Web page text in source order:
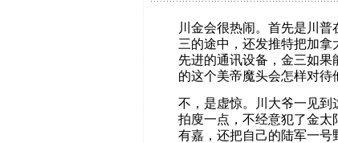
川金会很热闹。首先是川
三的途中，还发推特把加
先进的通讯设备，金三如
的这个美帝魔头会怎样对待
不，是虚惊。川大爷一见到
拍廋一点，不经意犯了金
有嘉，还把自己的陆军一号